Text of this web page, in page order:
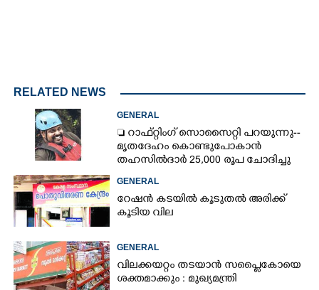
RELATED NEWS
GENERAL
 റാഫ്റ്റിംഗ് സൊസൈറ്റി പറയുന്നു--
മൃതദേഹം കൊണ്ടുപോകാൻ
തഹസിൽദാർ 25,000 രൂപ ചോദിച്ചു
GENERAL
റേഷൻ കടയിൽ കൂടുതൽ അരിക്ക്
കൂടിയ വില
GENERAL
വിലക്കയറ്റം തടയാൻ സപ്ലൈകോയെ
ശക്തമാക്കും : മുഖ്യമന്ത്രി